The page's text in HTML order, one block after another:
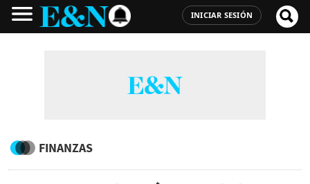
INICIAR SESIÓN
FINANZAS